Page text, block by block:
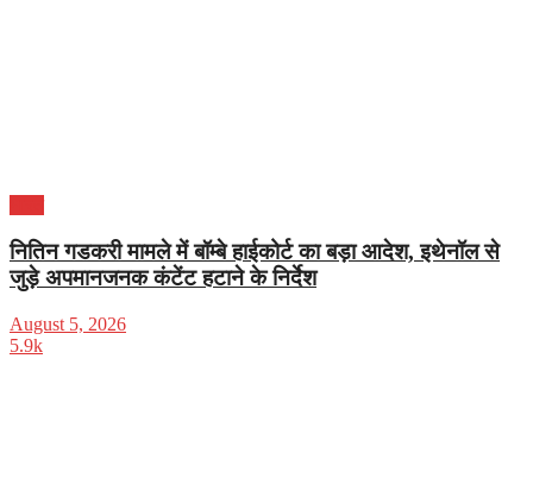
नितिन गडकरी मामले में बॉम्बे हाईकोर्ट का बड़ा आदेश, इथेनॉल से
जुड़े अपमानजनक कंटेंट हटाने के निर्देश
August 5, 2026
5.9k